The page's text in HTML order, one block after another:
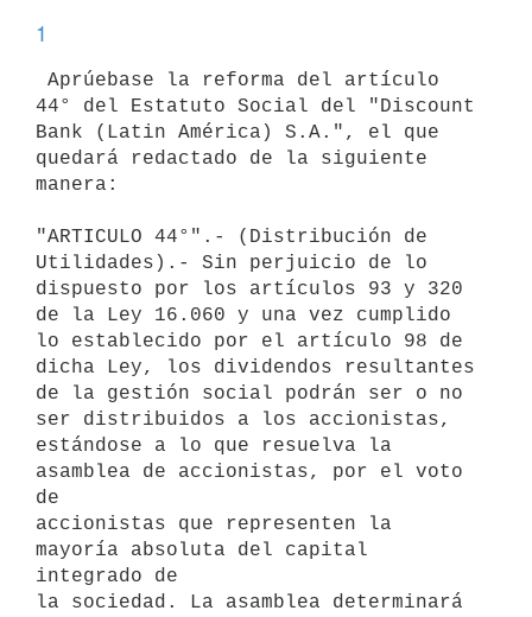
1
44° del Estatuto Social del "Discount
Bank (Latin América) S.A.", el que
quedará redactado de la siguiente
manera:
"ARTICULO 44°".- (Distribución de
Utilidades).- Sin perjuicio de lo
dispuesto por los artículos 93 y 320
de la Ley 16.060 y una vez cumplido
lo establecido por el artículo 98 de
dicha Ley, los dividendos resultantes
de la gestión social podrán ser o no
ser distribuidos a los accionistas,
estándose a lo que resuelva la
asamblea de accionistas, por el voto
de
accionistas que representen la
mayoría absoluta del capital
integrado de
la sociedad. La asamblea determinará